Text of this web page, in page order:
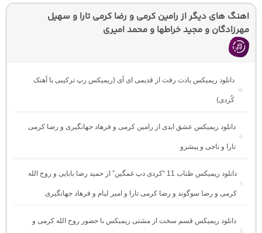
اهنگ های دیگر از رامین کرمی و رضا کرمی تارا و سهیل
مهرزادگان و مجید خراطها و محمد امیری
دانلود ریمیکس یادت رفت از قدیمی ای آی (ریمیکس رپ ترکیبی با آهنک
کُردی)
دانلود ریمیکس عشق ابدی از رامین کرمی و فرهاد جهانگیری و رضا کرمی
تارا و ناجی و پیشرو
دانلود ریمیکس طناب 11 “کردی دپ غمگین” از حمید رضا بابایی و روح الله
کرمی و رضا سوگوند و رضا کرمی تارا و امیر لیام و فرهاد جهانگیری
دانلود ریمیکس قسم سخت از مشتی ریمیکس با حضور روح الله کرمی و